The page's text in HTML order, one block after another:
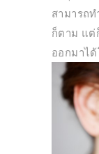
สามารถ
ก็ตาม แต่
ออกมาไ